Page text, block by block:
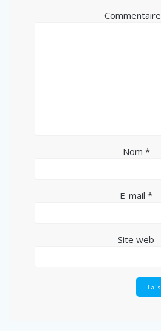
Commentaire
Nom *
E-mail *
Site web